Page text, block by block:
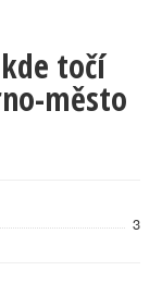
točí
město
3